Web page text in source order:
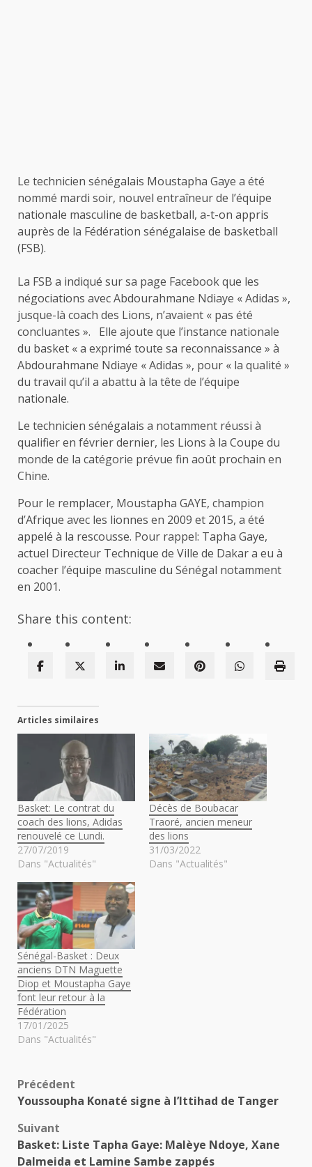
Le technicien sénégalais Moustapha Gaye a été
nommé mardi soir, nouvel entraîneur de l’équipe
nationale masculine de basketball, a-t-on appris
auprès de la Fédération sénégalaise de basketball
(FSB).
La FSB a indiqué sur sa page Facebook que les
négociations avec Abdourahmane Ndiaye « Adidas »,
jusque-là coach des Lions, n’avaient « pas été
concluantes ». Elle ajoute que l’instance nationale
du basket « a exprimé toute sa reconnaissance » à
Abdourahmane Ndiaye « Adidas », pour « la qualité »
du travail qu’il a abattu à la tête de l’équipe
nationale.
Le technicien sénégalais a notamment réussi à
qualifier en février dernier, les Lions à la Coupe du
monde de la catégorie prévue fin août prochain en
Chine.
Pour le remplacer, Moustapha GAYE, champion
d’Afrique avec les lionnes en 2009 et 2015, a été
appelé à la rescousse. Pour rappel: Tapha Gaye,
actuel Directeur Technique de Ville de Dakar a eu à
coacher l’équipe masculine du Sénégal notamment
en 2001.
Share this content:
Articles similaires
Basket: Le contrat du
coach des lions, Adidas
renouvelé ce Lundi.
27/07/2019
Dans "Actualités"
Décès de Boubacar
Traoré, ancien meneur
des lions
31/03/2022
Dans "Actualités"
Sénégal-Basket : Deux
anciens DTN Maguette
Diop et Moustapha Gaye
font leur retour à la
Fédération
17/01/2025
Dans "Actualités"
Navigation
d’article
Précédent
Youssoupha Konaté signe à l’Ittihad de Tanger
Suivant
Basket: Liste Tapha Gaye: Malèye Ndoye, Xane
Dalmeida et Lamine Sambe zappés